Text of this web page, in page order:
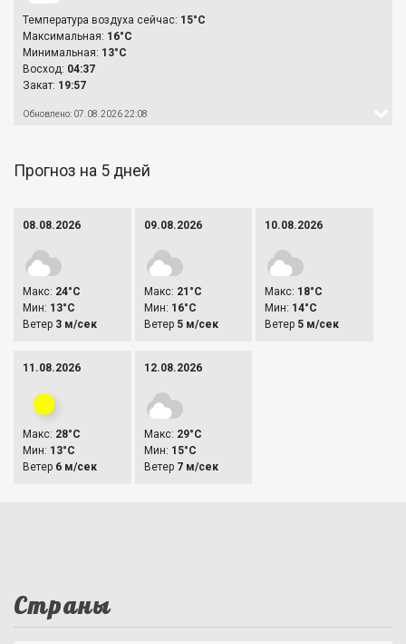
Температура воздуха сейчас: 15°C
Максимальная: 16°C
Минимальная: 13°C
Восход: 04:37
Закат: 19:57
Обновлено: 07.08.2026 22:08
Прогноз на 5 дней
08.08.2026
Макс: 24°C
Мин: 13°C
Ветер 3 м/сек
09.08.2026
Макс: 21°C
Мин: 16°C
Ветер 5 м/сек
10.08.2026
Макс: 18°C
Мин: 14°C
Ветер 5 м/сек
11.08.2026
Макс: 28°C
Мин: 13°C
Ветер 6 м/сек
12.08.2026
Макс: 29°C
Мин: 15°C
Ветер 7 м/сек
Страны